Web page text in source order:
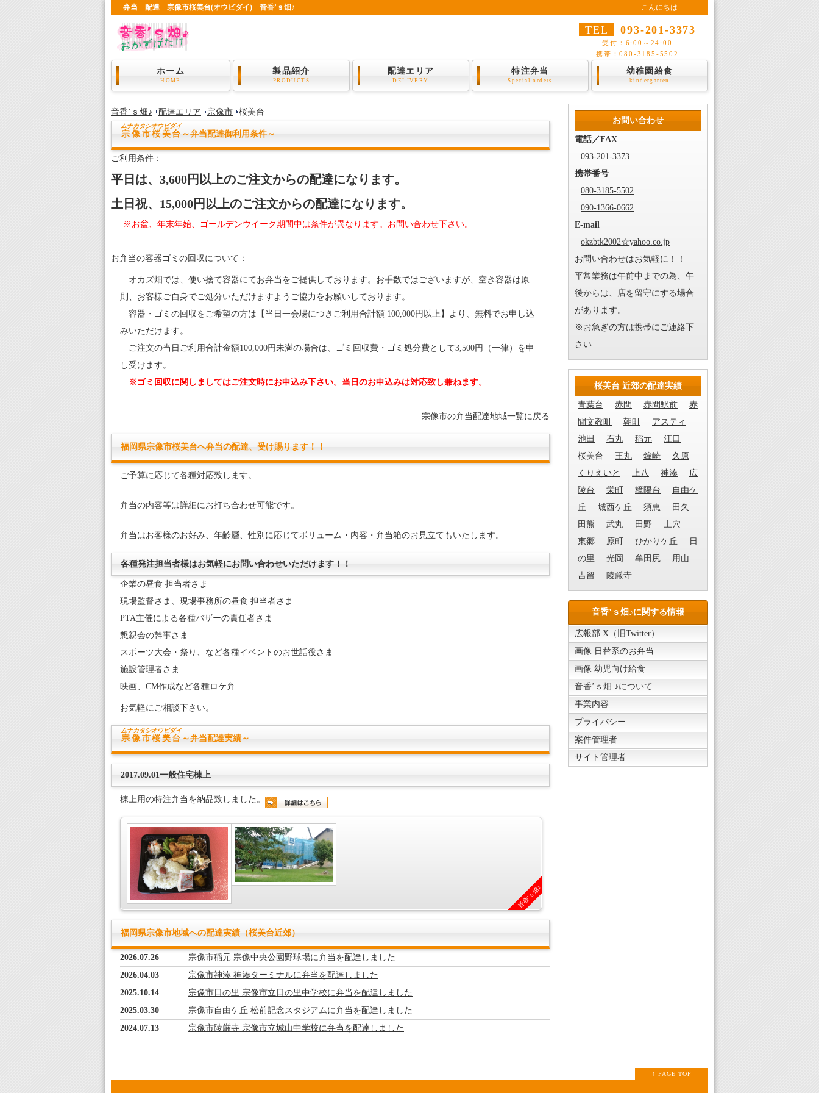
弁当 配達 宗像市桜美台(オウビダイ) 音香’ｓ畑♪ こんにちは
TEL 093-201-3373
受付：6:00～24:00
携帯：080-3185-5502
ホーム
HOME
製品紹介
PRODUCTS
配達エリア
DELIVERY
特注弁当
Special orders
幼稚園給食
kindergarten
音香’ｓ畑♪ 配達エリア 宗像市 桜美台
宗像市桜美台
ムナカタシオウビダイ
～弁当配達御利用条件～
ご利用条件：
平日は、3,600円以上のご注文からの配達になります。
土日祝、15,000円以上のご注文からの配達になります。
※お盆、年末年始、ゴールデンウイーク期間中は条件が異なります。お問い合わせ下さい。
お弁当の容器ゴミの回収について：
オカズ畑では、使い捨て容器にてお弁当をご提供しております。お手数ではございますが、空き容器は原
則、お客様ご自身でご処分いただけますようご協力をお願いしております。
容器・ゴミの回収をご希望の方は【当日一会場につきご利用合計額 100,000円以上】より、無料でお申し込
みいただけます。
ご注文の当日ご利用合計金額100,000円未満の場合は、ゴミ回収費・ゴミ処分費として3,500円（一律）を申
し受けます。
※ゴミ回収に関しましてはご注文時にお申込み下さい。当日のお申込みは対応致し兼ねます。
宗像市の弁当配達地域一覧に戻る
福岡県宗像市桜美台へ弁当の配達、受け賜ります！！
ご予算に応じて各種対応致します。
弁当の内容等は詳細にお打ち合わせ可能です。
弁当はお客様のお好み、年齢層、性別に応じてボリューム・内容・弁当箱のお見立てもいたします。
各種発注担当者様はお気軽にお問い合わせいただけます！！
企業の昼食 担当者さま
現場監督さま、現場事務所の昼食 担当者さま
PTA主催による各種バザーの責任者さま
懇親会の幹事さま
スポーツ大会・祭り、など各種イベントのお世話役さま
施設管理者さま
映画、CM作成など各種ロケ弁
お気軽にご相談下さい。
宗像市桜美台
ムナカタシオウビダイ
～弁当配達実績～
2017.09.01一般住宅棟上
棟上用の特注弁当を納品致しました。
音香’ｓ畑♪
福岡県宗像市地域への配達実績（桜美台近郊）
2026.07.26
宗像市稲元 宗像中央公園野球場に弁当を配達しました
2026.04.03
宗像市神湊 神湊ターミナルに弁当を配達しました
2025.10.14
宗像市日の里 宗像市立日の里中学校に弁当を配達しました
2025.03.30
宗像市自由ケ丘 松前記念スタジアムに弁当を配達しました
2024.07.13
宗像市陵厳寺 宗像市立城山中学校に弁当を配達しました
2024.03.19
宗像市神湊 福岡県立少年自然の家「玄海の家」に弁当を配達しました
お問い合わせ
電話／FAX
093-201-3373
携帯番号
080-3185-5502
090-1366-0662
E-mail
okzbtk2002☆yahoo.co.jp
お問い合わせはお気軽に！！
平常業務は午前中までの為、午
後からは、店を留守にする場合
があります。
※お急ぎの方は携帯にご連絡下
さい
桜美台 近郊の配達実績
青葉台 赤間 赤間駅前
赤
間文教町
朝町
アスティ
池田
石丸 稲元
江口
桜美台
王丸 鐘崎
久原
くりえいと
上八 神湊
広
陵台
栄町 樟陽台
自由ケ
丘
城西ケ丘 須恵
田久
田熊
武丸 田野
土穴
東郷
原町 ひかりケ丘
日
の里
光岡 牟田尻
用山
吉留
陵厳寺
音香’ｓ畑♪に関する情報
広報部 X（旧Twitter）
画像 日替系のお弁当
画像 幼児向け給食
音香’ｓ畑 ♪について
事業内容
プライバシー
案件管理者
サイト管理者
↑ PAGE TOP